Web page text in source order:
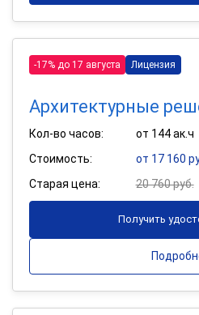
-17% до 17 августа Лицензия
Архитектурные
Кол-во часов:
от 144 ак.ч
Стоимость:
от 17 160
Старая цена:
20 760 руб.
Получить